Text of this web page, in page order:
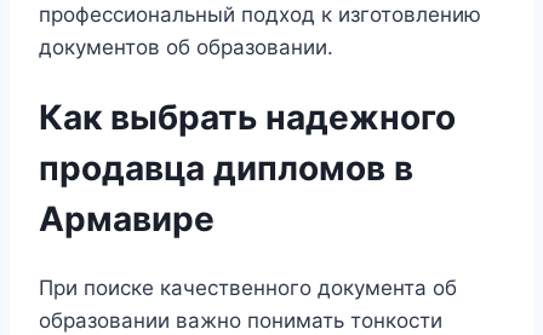
профессиональный подход к изготовлению
документов об образовании.
Как выбрать надежного
продавца дипломов в
Армавире
При поиске качественного документа об
образовании важно понимать тонкости